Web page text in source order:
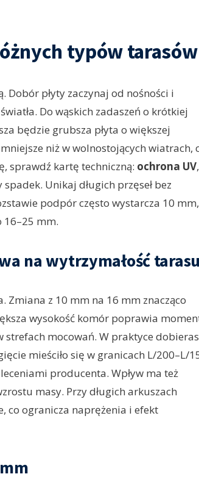
typów tarasów
płyty zaczynaj od nośności i
Do wąskich zadaszeń o krótkiej
będzie grubsza płyta o większej
niż w wolnostojących wiatrach,
sprawdź kartę techniczną: ochrona UV,
Unikaj długich przęseł bez
podpór często wystarcza 10 mm,
16–25 mm.
na wytrzymałość
Zmiana z 10 mm na 16 mm znacząco
wysokość komór poprawia
strefach mocowań. W praktyce
mieściło się w granicach L/200–L/
producenta. Wpływ ma też
masy. Przy długich arkuszach
co ogranicza naprężenia i efekt